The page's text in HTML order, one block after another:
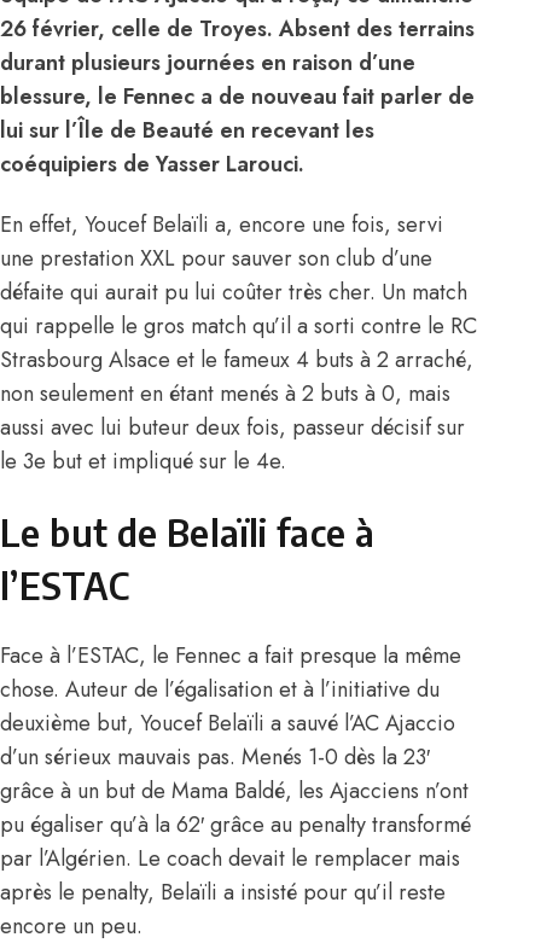
26 février, celle de Troyes. Absent des terrains
durant plusieurs journées en raison d’une
blessure, le Fennec a de nouveau fait parler de
lui sur l’Île de Beauté en recevant les
coéquipiers de Yasser Larouci.
En effet, Youcef Belaïli a, encore une fois, servi
une prestation XXL pour sauver son club d’une
défaite qui aurait pu lui coûter très cher. Un match
qui rappelle le gros match qu’il a sorti contre le RC
Strasbourg Alsace et le fameux 4 buts à 2 arraché,
non seulement en étant menés à 2 buts à 0, mais
aussi avec lui buteur deux fois, passeur décisif sur
le 3e but et impliqué sur le 4e.
Le but de Belaïli face à
l’ESTAC
Face à l’ESTAC, le Fennec a fait presque la même
chose. Auteur de l’égalisation et à l’initiative du
deuxième but, Youcef Belaïli a sauvé l’AC Ajaccio
d’un sérieux mauvais pas. Menés 1-0 dès la 23′
grâce à un but de Mama Baldé, les Ajacciens n’ont
pu égaliser qu’à la 62′ grâce au penalty transformé
par l’Algérien. Le coach devait le remplacer mais
après le penalty, Belaïli a insisté pour qu’il reste
encore un peu.